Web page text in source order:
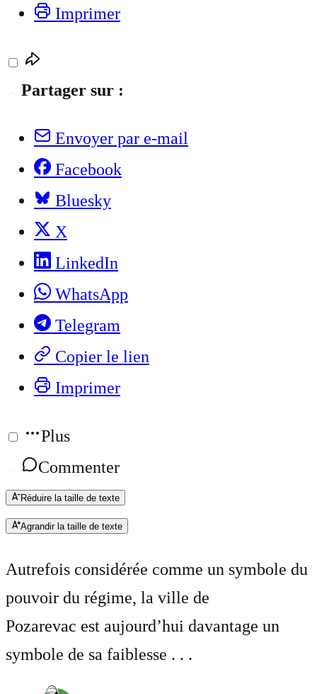
Imprimer
Partager sur :
Envoyer par e-mail
Facebook
Bluesky
X
LinkedIn
WhatsApp
Telegram
Copier le lien
Imprimer
Plus
Commenter
Réduire la taille de texte
Agrandir la taille de texte
Autrefois considérée comme un symbole du
pouvoir du régime, la ville de
Pozarevac est aujourd’hui davantage un
symbole de sa faiblesse . . .